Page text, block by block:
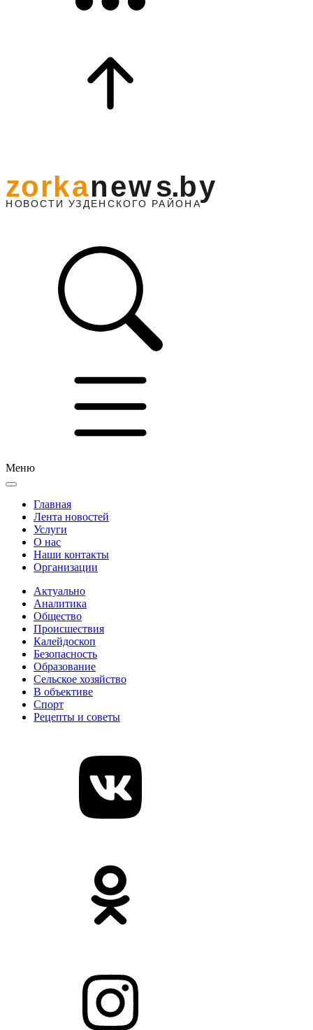
Меню
Главная
Лента новостей
Услуги
О нас
Наши контакты
Организации
Актуально
Аналитика
Общество
Происшествия
Калейдоскоп
Безопасность
Образование
Сельское хозяйство
В объективе
Спорт
Рецепты и советы